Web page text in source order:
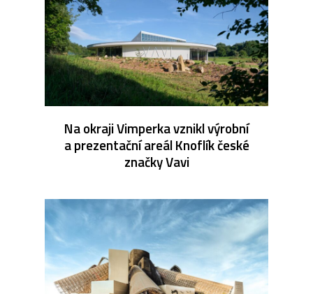
Na okraji Vimperka vznikl výrobní
a prezentační areál Knoflík české
značky Vavi